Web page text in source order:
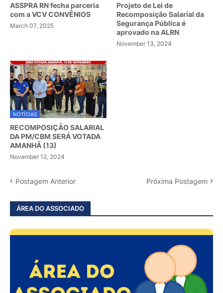
ASSPRA RN fecha parceria
com a VCV CONVÊNIOS
March 07, 2025
Projeto de Lei de
Recomposição Salarial da
Segurança Pública é
aprovado na ALRN
November 13, 2024
NOTÍCIAS
RECOMPOSIÇÃO SALARIAL
DA PM/CBM SERÁ VOTADA
AMANHÃ (13)
November 12, 2024
Postagem Anterior Próxima Postagem
ÁREA DO ASSOCIADO